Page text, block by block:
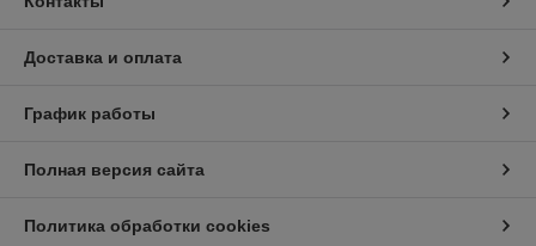
Доставка и оплата
График работы
Полная версия сайта
Политика обработки cookies